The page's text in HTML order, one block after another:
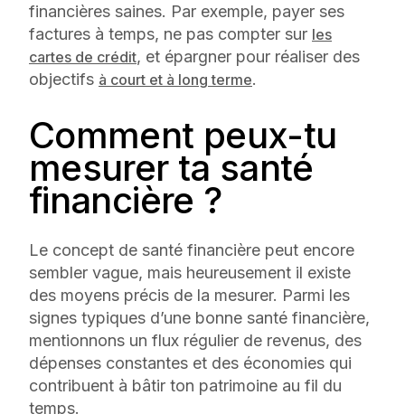
financières saines. Par exemple, payer ses
factures à temps, ne pas compter sur les
cartes de crédit, et épargner pour réaliser des
objectifs à court et à long terme.
Comment peux-tu
mesurer ta santé
financière ?
Le concept de santé financière peut encore
sembler vague, mais heureusement il existe
des moyens précis de la mesurer. Parmi les
signes typiques d’une bonne santé financière,
mentionnons un flux régulier de revenus, des
dépenses constantes et des économies qui
contribuent à bâtir ton patrimoine au fil du
temps.